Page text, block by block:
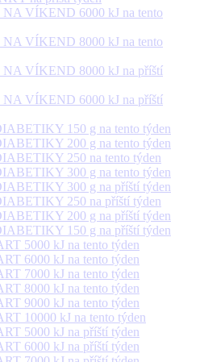
VÍKEND 6000 kJ na tento
VÍKEND 8000 kJ na tento
NA VÍKEND 8000 kJ na příští
NA VÍKEND 6000 kJ na příští
150 g na tento týden
200 g na tento týden
250 na tento týden
300 g na tento týden
300 g na příští týden
250 na příští týden
200 g na příští týden
150 g na příští týden
5000 kJ na tento týden
6000 kJ na tento týden
7000 kJ na tento týden
8000 kJ na tento týden
9000 kJ na tento týden
10000 kJ na tento týden
5000 kJ na příští týden
6000 kJ na příští týden